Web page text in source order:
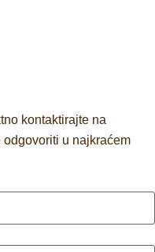
kontaktirajte na
odgovoriti u najkraćem